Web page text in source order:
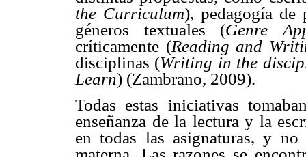
the Curriculum), pedagogía de
géneros textuales (Genre
críticamente (Reading and
disciplinas (Writing in the
Learn) (Zambrano, 2009).
Todas estas iniciativas
enseñanza de la lectura y la
en todas las asignaturas, y